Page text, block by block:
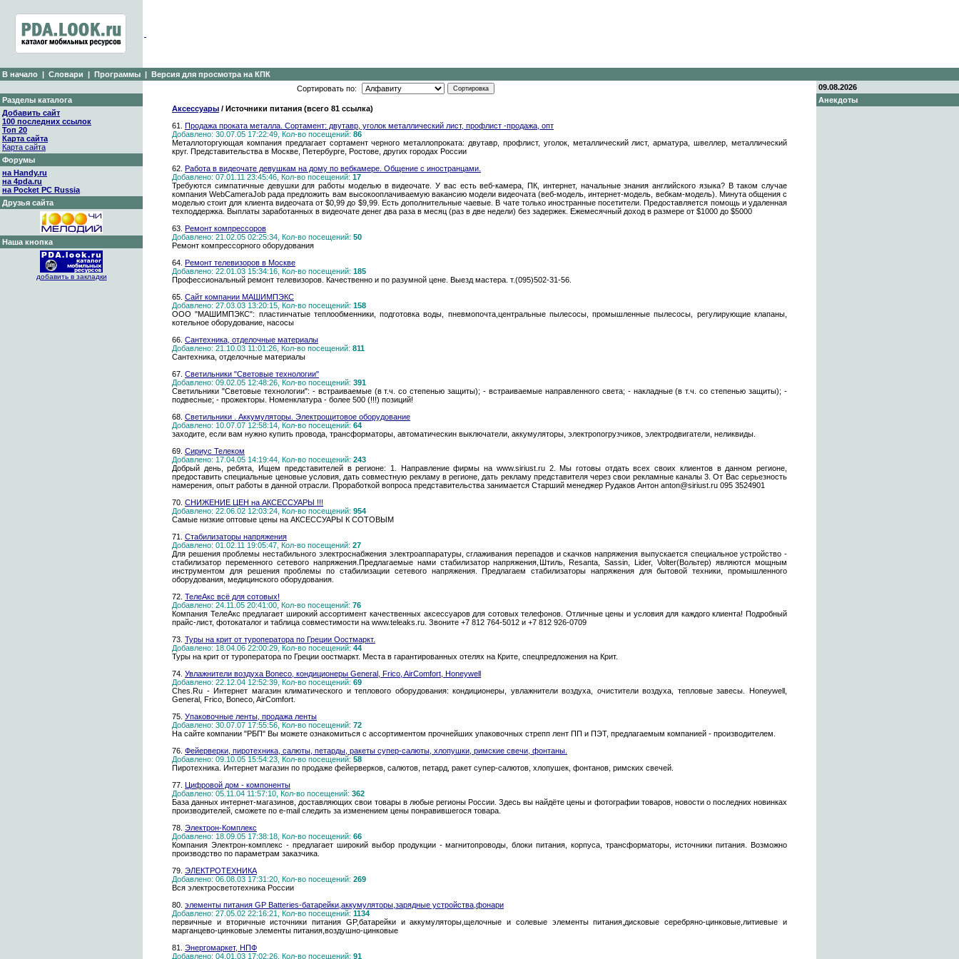
В начало | Словари | Программы | Версия для просмотра на КПК
Разделы каталога
Добавить сайт
100 последних ссылок
Топ 20
Карта сайта
Карта сайта
Форумы
на Handy.ru
на 4pda.ru
на Pocket PC Russia
Друзья сайта
Наша кнопка
добавить в закладки
Сортировать по:
Аксессуары / Источники питания (всего 81 ссылка)
61. Продажа проката металла. Сортамент: двутавр, уголок металлический лист, профлист -продажа, опт
Добавлено: 30.07.05 17:22:49, Кол-во посещений: 86
Металлоторгующая компания предлагает сортамент черного металлопроката: двутавр, профлист, уголок, металлический лист, арматура, швеллер, металлический
круг. Представительства в Москве, Петербурге, Ростове, других городах России
62. Работа в видеочате девушкам на дому по вебкамере. Общение с иностранцами.
Добавлено: 07.01.11 23:45:46, Кол-во посещений: 17
Требуются симпатичные девушки для работы моделью в видеочате. У вас есть веб-камера, ПК, интернет, начальные знания английского языка? В таком случае
компания WebCameraJob рада предложить вам высокооплачиваемую вакансию модели видеочата (веб-модель, интернет-модель, вебкам-модель). Минута общения с
моделью стоит для клиента видеочата от $0,99 до $9,99. Есть дополнительные чаевые. В чате только иностранные посетители. Предоставляется помощь и удаленная
техподдержка. Выплаты заработанных в видеочате денег два раза в месяц (раз в две недели) без задержек. Ежемесячный доход в размере от $1000 до $5000
63. Ремонт компрессоров
Добавлено: 21.02.05 02:25:34, Кол-во посещений: 50
Ремонт компрессорного оборудования
64. Ремонт телевизоров в Москве
Добавлено: 22.01.03 15:34:16, Кол-во посещений: 185
Профессиональный ремонт телевизоров. Качественно и по разумной цене. Выезд мастера. т.(095)502-31-56.
65. Сайт компании МАШИМПЭКС
Добавлено: 27.03.03 13:20:15, Кол-во посещений: 158
ООО "МАШИМПЭКС": пластинчатые теплообменники, подготовка воды, пневмопочта,центральные пылесосы, промышленные пылесосы, регулирующие клапаны,
котельное оборудование, насосы
66. Сантехника, отделочные материалы
Добавлено: 21.10.03 11:01:26, Кол-во посещений: 811
Сантехника, отделочные материалы
67. Светильники "Световые технологии"
Добавлено: 09.02.05 12:48:26, Кол-во посещений: 391
Светильники "Световые технологии": - встраиваемые (в т.ч. со степенью защиты); - встраиваемые направленного света; - накладные (в т.ч. со степенью защиты); -
подвесные; - прожекторы. Номенклатура - более 500 (!!!) позиций!
68. Светильники . Аккумуляторы. Электрощитовое оборудование
Добавлено: 10.07.07 12:58:14, Кол-во посещений: 64
заходите, если вам нужно купить провода, трансформаторы, автоматическин выключатели, аккумуляторы, электропогрузчиков, электродвигатели, неликвиды.
69. Сириус Телеком
Добавлено: 17.04.05 14:19:44, Кол-во посещений: 243
Добрый день, ребята, Ищем представителей в регионе: 1. Направление фирмы на www.siriust.ru 2. Мы готовы отдать всех своих клиентов в данном регионе,
предоставить специальные ценовые условия, дать совместную рекламу в регионе, дать рекламу представителя через свои рекламные каналы 3. От Вас серьезность
намерения, опыт работы в данной отрасли. Проработкой вопроса представительства занимается Старший менеджер Рудаков Антон anton@siriust.ru 095 3524901
70. СНИЖЕНИЕ ЦЕН на АКСЕССУАРЫ !!!
Добавлено: 22.06.02 12:03:24, Кол-во посещений: 954
Самые низкие оптовые цены на АКСЕССУАРЫ К СОТОВЫМ
71. Стабилизаторы напряжения
Добавлено: 01.02.11 19:05:47, Кол-во посещений: 27
Для решения проблемы нестабильного электроснабжения электроаппаратуры, сглаживания перепадов и скачков напряжения выпускается специальное устройство -
стабилизатор переменного сетевого напряжения.Предлагаемые нами стабилизатор напряжения,Штиль, Resanta, Sassin, Lider, Volter(Вольтер) являются мощным
инструментом для решения проблемы по стабилизации сетевого напряжения. Предлагаем стабилизаторы напряжения для бытовой техники, промышленного
оборудования, медицинского оборудования.
72. ТелеАкс всё для сотовых!
Добавлено: 24.11.05 20:41:00, Кол-во посещений: 76
Компания ТелеАкс предлагает широкий ассортимент качественных аксессуаров для сотовых телефонов. Отличные цены и условия для каждого клиента! Подробный
прайс-лист, фотокаталог и таблица совместимости на www.teleaks.ru. Звоните +7 812 764-5012 и +7 812 926-0709
73. Туры на крит от туроператора по Греции Оостмаркт.
Добавлено: 18.04.06 22:00:29, Кол-во посещений: 44
Туры на крит от туроператора по Греции оостмаркт. Места в гарантированных отелях на Крите, спецпредложения на Крит.
74. Увлажнители воздуха Boneco, кондиционеры General, Frico, AirComfort, Honeywell
Добавлено: 22.12.04 12:52:39, Кол-во посещений: 69
Ches.Ru - Интернет магазин климатического и теплового оборудования: кондиционеры, увлажнители воздуха, очистители воздуха, тепловые завесы. Honeywell,
General, Frico, Boneco, AirComfort.
75. Упаковочные ленты, продажа ленты
Добавлено: 30.07.07 17:55:56, Кол-во посещений: 72
На сайте компании "РБП" Вы можете ознакомиться с ассортиментом прочнейших упаковочных стрепп лент ПП и ПЭТ, предлагаемым компанией - производителем.
76. Фейерверки, пиротехника, салюты, петарды, ракеты супер-салюты, хлопушки, римские свечи, фонтаны.
Добавлено: 09.10.05 15:54:23, Кол-во посещений: 58
Пиротехника. Интернет магазин по продаже фейерверков, салютов, петард, ракет супер-салютов, хлопушек, фонтанов, римских свечей.
77. Цифровой дом - компоненты
Добавлено: 05.11.04 11:57:10, Кол-во посещений: 362
База данных интернет-магазинов, доставляющих свои товары в любые регионы России. Здесь вы найдёте цены и фотографии товаров, новости о последних новинках
производителей, сможете по e-mail следить за изменением цены понравившегося товара.
78. Электрон-Комплекс
Добавлено: 18.09.05 17:38:18, Кол-во посещений: 66
Компания Электрон-комплекс - предлагает широкий выбор продукции - магнитопроводы, блоки питания, корпуса, трансформаторы, источники питания. Возможно
производство по параметрам заказчика.
79. ЭЛЕКТРОТЕХНИКА
Добавлено: 06.08.03 17:31:20, Кол-во посещений: 269
Вся электросветотехника России
80. элементы питания GP Batteries-батарейки,аккумуляторы,зарядные устройства,фонари
Добавлено: 27.05.02 22:16:21, Кол-во посещений: 1134
первичные и вторичные источники питания GP,батарейки и аккумуляторы,щелочные и солевые элементы питания,дисковые серебряно-цинковые,литиевые и
марганцево-цинковые элементы питания,воздушно-цинковые
81. Энергомаркет, НПФ
Добавлено: 04.01.03 17:02:26, Кол-во посещений: 91
09.08.2026
Анекдоты